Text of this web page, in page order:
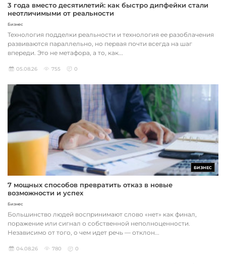
3 года вместо десятилетий: как быстро дипфейки стали
неотличимыми от реальности
Бизнес
Технология подделки реальности и технология ее разоблачения
развиваются параллельно, но первая почти всегда на шаг
впереди. Это не метафора, а то, как...
05.08.26 755 0
БИЗНЕС
7 мощных способов превратить отказ в новые
возможности и успех
Бизнес
Большинство людей воспринимают слово «нет» как финал,
поражение или сигнал о собственной неполноценности.
Независимо от того, о чем идет речь — отклон...
04.08.26 780 0